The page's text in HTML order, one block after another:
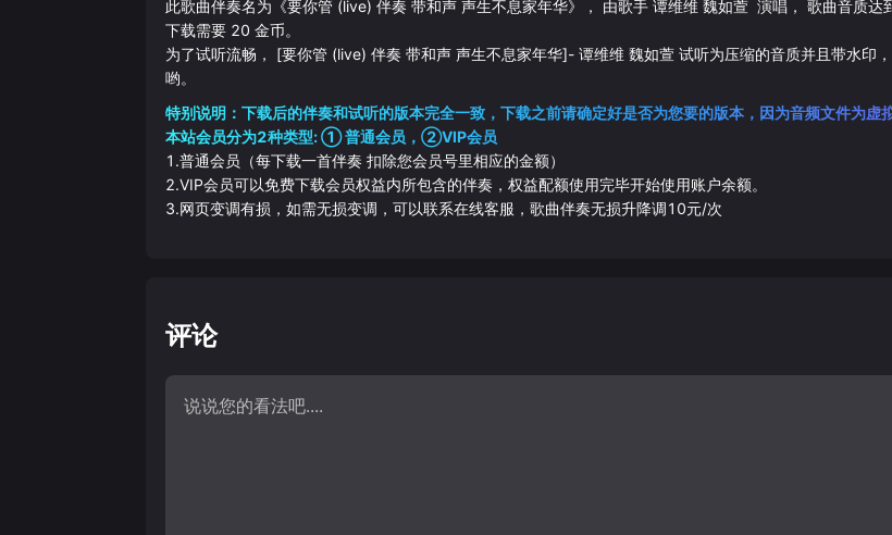
此歌曲伴奏名为《要你管 (live) 伴奏 带和声 声生不息家年华》， 由歌手 谭维维 魏如萱 演唱， 歌曲音质达
下载需要 20 金币。
为了试听流畅， [要你管 (live) 伴奏 带和声 声生不息家年华]- 谭维维 魏如萱 试听为压缩的音质并且带水印
哟。
特别说明：下载后的伴奏和试听的版本完全一致，下载之前请确定好是否为您要的版本，因为音频文件为虚
本站会员分为2种类型: ① 普通会员，②VIP会员
1.普通会员（每下载一首伴奏 扣除您会员号里相应的金额）
2.VIP会员可以免费下载会员权益内所包含的伴奏，权益配额使用完毕开始使用账户余额。
3.网页变调有损，如需无损变调，可以联系在线客服，歌曲伴奏无损升降调10元/次
评论